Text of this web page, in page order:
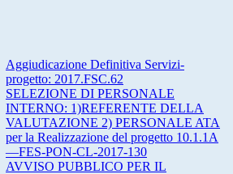
Aggiudicazione Definitiva Servizi-
progetto: 2017.FSC.62
SELEZIONE DI PERSONALE
INTERNO: 1)REFERENTE DELLA
VALUTAZIONE 2) PERSONALE ATA
per la Realizzazione del progetto 10.1.1A
—FES-PON-CL-2017-130
AVVISO PUBBLICO PER IL